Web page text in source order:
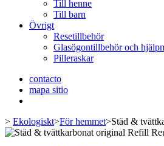
Till henne
Till barn
Övrigt
Resetillbehör
Glasögontillbehör och
Pilleraskar
contacto
mapa sitio
> Ekologiskt>För hemmet>Städ &